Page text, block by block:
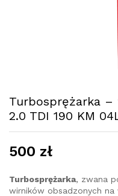
Turbosprężarka –
2.0 TDI 190 KM
500 zł
Turbosprężarka, zwana
wirników obsadzonych na